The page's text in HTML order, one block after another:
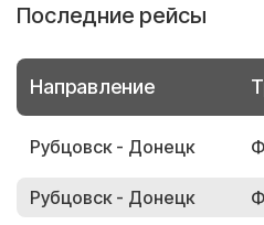
Последние рейсы
Направление
Рубцовск - Донецк
Рубцовск - Донецк